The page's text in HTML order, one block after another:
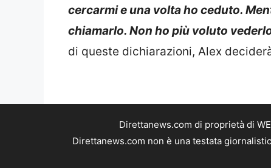
cercarmi e una volta ho ceduto.
chiamarlo. Non ho più voluto
di queste dichiarazioni, Alex
Direttanews.com di proprietà di
Direttanews.com non è una testata